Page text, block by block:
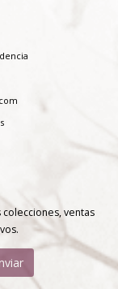
ventas